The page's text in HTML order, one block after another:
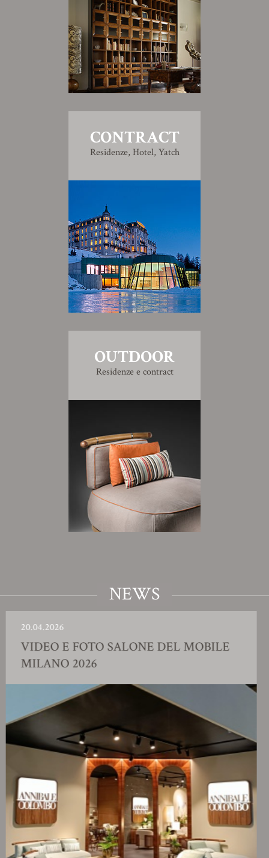
CONTRACT
Residenze, Hotel, Yatch
OUTDOOR
Residenze e contract
NEWS
E FOTO SALONE DEL MOBILE
2026